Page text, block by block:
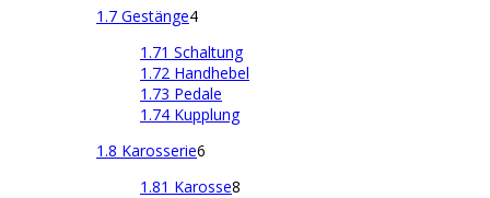
1.7 Gestänge4
1.71 Schaltung
1.72 Handhebel
1.73 Pedale
1.74 Kupplung
1.8 Karosserie6
1.81 Karosse8